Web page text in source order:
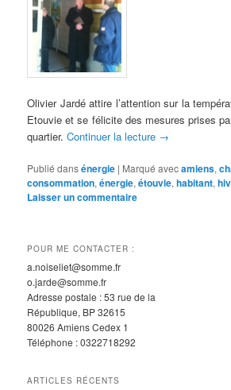
Olivier Jardé attire l’attention sur la
Etouvie et se félicite des mesures prises
quartier.Continuer la lecture →
Publié dansénergie | Marqué avecamiens,
consommation,énergie,étouvie,habitant,
Laisser un commentaire
POUR ME CONTACTER :
a.noiseliet@somme.fr
o.jarde@somme.fr
Adresse postale : 53 rue de la
République, BP 32615
80026 Amiens Cedex 1
Téléphone : 0322718292
ARTICLES RÉCENTS